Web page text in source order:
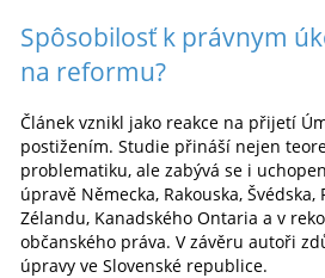
Spôsobilosť k právnym
na reformu?
Článek vznikl jako reakce na přijetí
postižením. Studie přináší nejen
problematiku, ale zabývá se i
úpravě Německa, Rakouska, Švédska,
Zélandu, Kanadského Ontaria a v
občanského práva. V závěru autoři
úpravy ve Slovenské republice.